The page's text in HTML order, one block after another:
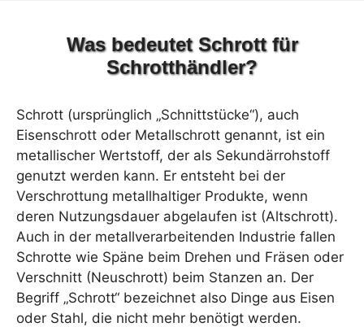
Was bedeutet Schrott für
Schrotthändler?
Schrott (ursprünglich „Schnittstücke“), auch
Eisenschrott oder Metallschrott genannt, ist ein
metallischer Wertstoff, der als Sekundärrohstoff
genutzt werden kann. Er entsteht bei der
Verschrottung metallhaltiger Produkte, wenn
deren Nutzungsdauer abgelaufen ist (Altschrott).
Auch in der metallverarbeitenden Industrie fallen
Schrotte wie Späne beim Drehen und Fräsen oder
Verschnitt (Neuschrott) beim Stanzen an. Der
Begriff „Schrott“ bezeichnet also Dinge aus Eisen
oder Stahl, die nicht mehr benötigt werden.